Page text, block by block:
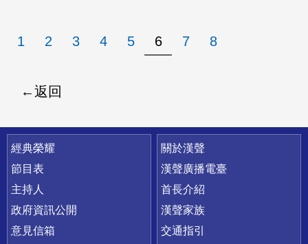
1 2 3 4 5 6 7 8
返回
快速連結
經典榮耀
節目表
主持人
政府資訊公開
意見信箱
關於漢聲
漢聲廣播電臺
首長介紹
漢聲家族
交通指引